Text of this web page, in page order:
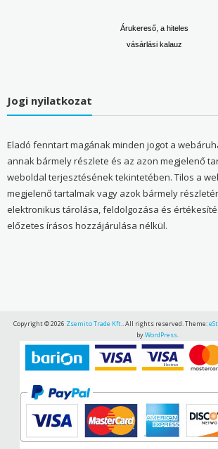
Árukereső, a hiteles
vásárlási kalauz
Jogi nyilatkozat
Eladó fenntart magának minden jogot a
annak bármely részlete és az azon megjelenő
weboldal terjesztésének tekintetében. Tilos a
megjelenő tartalmak vagy azok bármely
elektronikus tárolása, feldolgozása és
előzetes írásos hozzájárulása nélkül.
Copyright © 2026 Zsemito Trade Kft. . All rights reserved. Theme:
byWordPress.